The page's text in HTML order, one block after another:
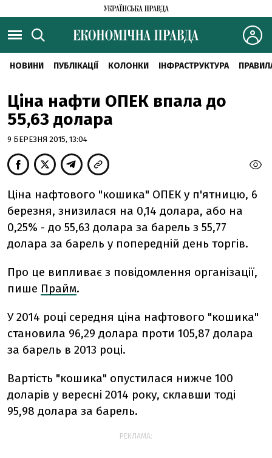
НОВИНИ ПУБЛІКАЦІЇ КОЛОНКИ ІНФРАСТРУКТУРА
Ціна нафти ОПЕК впала до
55,63 долара
9 БЕРЕЗНЯ 2015, 13:04
Ціна нафтового "кошика" ОПЕК у п'ятницю, 6
березня, знизилася на 0,14 долара, або на
0,25% - до 55,63 долара за барель з 55,77
долара за барель у попередній день торгів.
Про це випливає з повідомлення організації,
пише Прайм.
У 2014 році середня ціна нафтового "кошика"
становила 96,29 долара проти 105,87 долара
за барель в 2013 році.
Вартість "кошика" опустилася нижче 100
доларів у вересні 2014 року, склавши тоді
95,98 долара за барель.
РЕКЛАМА: